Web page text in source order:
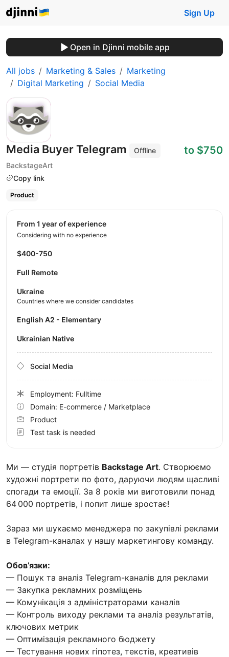
Sign Up
Open in Djinni mobile app
All jobs Marketing & Sales
Marketing
Digital Marketing
Social Media
Media Buyer Telegram
Offline
BackstageArt
Copy link
to $750
Product
Ми — студія портретів Backstage Art. Створюємо
художні портрети по фото, даруючи людям щасливі
спогади та емоції. За 8 років ми виготовили понад
64 000 портретів, і попит лише зростає!
Зараз ми шукаємо менеджера по закупівлі реклами
в Telegram-каналах у нашу маркетингову команду.
Обов’язки:
— Пошук та аналіз Telegram-каналів для реклами
— Закупка рекламних розміщень
— Комунікація з адміністраторами каналів
— Контроль виходу реклами та аналіз результатів,
ключових метрик
— Оптимізація рекламного бюджету
— Тестування нових гіпотез, текстів, креативів
from 1 year of experience
Considering with no experience
$400-750
Full Remote
Ukraine
Countries where we consider candidates
English A2 - Elementary
Ukrainian Native
Social Media
Employment: Fulltime
Domain: E-commerce / Marketplace
Product
Test task is needed